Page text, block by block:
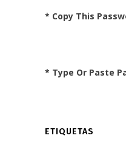
* Copy This
* Type Or Paste
ETIQUETAS